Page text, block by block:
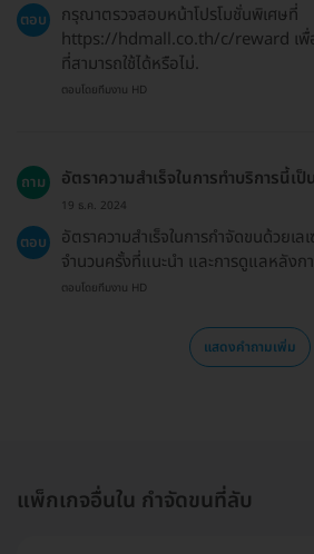
ตอบ
กรุณาตรวจสอบหน้าโปรโมชั่นพิเศษที่
https://hdmall.co.th/c/reward เพื่
ที่สามารถใช้ได้หรือไม่.
ตอบโดยทีมงาน HD
ถาม อัตราความสำเร็จในการทำบริการนี้เป็
19 ธ.ค. 2024
ตอบ
อัตราความสำเร็จในการกำจัดขนด้วยเ
จำนวนครั้งที่แนะนำ และการดูแลหลัง
ตอบโดยทีมงาน HD
แสดงคำถามเพิ่ม
แพ็กเกจอื่นใน กำจัดขนที่ลับ